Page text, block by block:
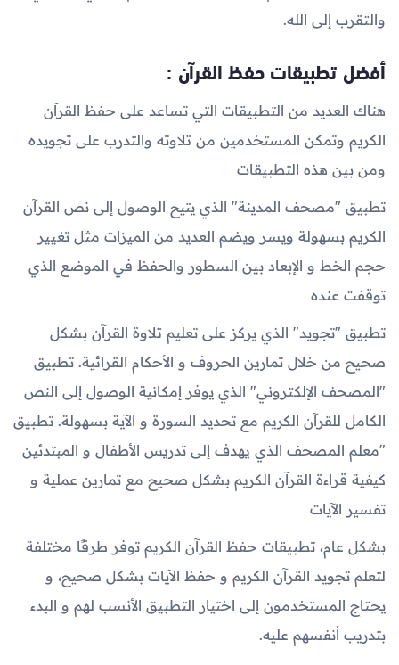
والتقرب إلى الله.
أفضل تطبيقات حفظ القرآن :
هناك العديد من التطبيقات التي تساعد على حفظ القرآن
الكريم وتمكن المستخدمين من تلاوته والتدرب على تجويده
ومن بين هذه التطبيقات
تطبيق "مصحف المدينة" الذي يتيح الوصول إلى نص القرآن
الكريم بسهولة ويسر ويضم العديد من الميزات مثل تغيير
حجم الخط و الإبعاد بين السطور والحفظ في الموضع الذي
توقفت عنده
تطبيق "تجويد" الذي يركز على تعليم تلاوة القرآن بشكل
صحيح من خلال تمارين الحروف و الأحكام القرائية. تطبيق
"المصحف الإلكتروني" الذي يوفر إمكانية الوصول إلى النص
الكامل للقرآن الكريم مع تحديد السورة و الآية بسهولة. تطبيق
"معلم المصحف الذي يهدف إلى تدريس الأطفال و المبتدئين
كيفية قراءة القرآن الكريم بشكل صحيح مع تمارين عملية و
تفسير الآيات
بشكل عام، تطبيقات حفظ القرآن الكريم توفر طرقًا مختلفة
لتعلم تجويد القرآن الكريم و حفظ الآيات بشكل صحيح، و
يحتاج المستخدمون إلى اختيار التطبيق الأنسب لهم و البدء
بتدريب أنفسهم عليه.